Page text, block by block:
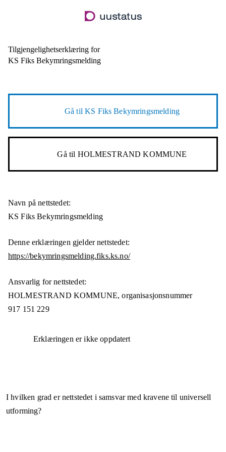
til
Tilgjengelighetserklæring for
KS Fiks Bekymringsmelding
Gå tilKS Fiks Bekymringsmelding
Gå til HOLMESTRAND KOMMUNE
Navn på nettstedet:
KS Fiks Bekymringsmelding
Denne erklæringen gjelder nettstedet:
https://bekymringsmelding.fiks.ks.no/
Ansvarlig for nettstedet:
HOLMESTRAND KOMMUNE,organisasjonsnummer
917 151 229
Erklæringen er ikke oppdatert
I hvilken grad er nettstedet i samsvar med kravene til universell
utforming?